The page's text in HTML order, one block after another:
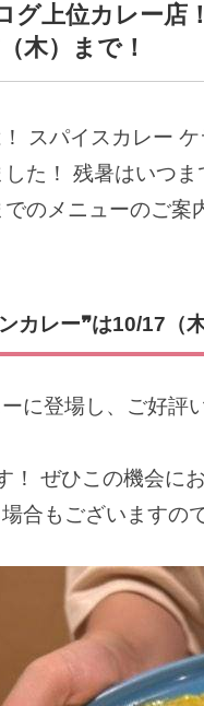
グ上位カレー
木）まで！
スパイスカレー ケ
た！ 残暑はいつま
のメニューのご案
カレー❞は10/17（
に登場し、ご好評
！ ぜひこの機会に
合もございますの